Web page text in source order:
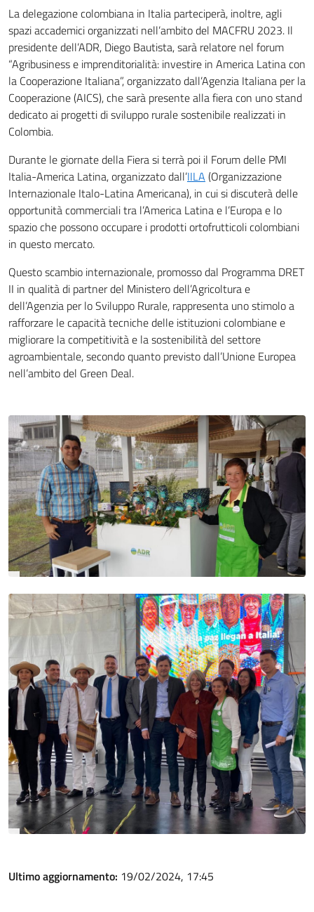
La delegazione colombiana in Italia parteciperà, inoltre, agli
spazi accademici organizzati nell’ambito del MACFRU 2023. Il
presidente dell’ADR, Diego Bautista, sarà relatore nel forum
“Agribusiness e imprenditorialità: investire in America Latina con
la Cooperazione Italiana”, organizzato dall’Agenzia Italiana per la
Cooperazione (AICS), che sarà presente alla fiera con uno stand
dedicato ai progetti di sviluppo rurale sostenibile realizzati in
Colombia.
Durante le giornate della Fiera si terrà poi il Forum delle PMI
Italia-America Latina, organizzato dall’IILA (Organizzazione
Internazionale Italo-Latina Americana), in cui si discuterà delle
opportunità commerciali tra l’America Latina e l’Europa e lo
spazio che possono occupare i prodotti ortofrutticoli colombiani
in questo mercato.
Questo scambio internazionale, promosso dal Programma DRET
II in qualità di partner del Ministero dell’Agricoltura e
dell’Agenzia per lo Sviluppo Rurale, rappresenta uno stimolo a
rafforzare le capacità tecniche delle istituzioni colombiane e
migliorare la competitività e la sostenibilità del settore
agroambientale, secondo quanto previsto dall’Unione Europea
nell’ambito del Green Deal.
Ultimo aggiornamento: 19/02/2024, 17:45